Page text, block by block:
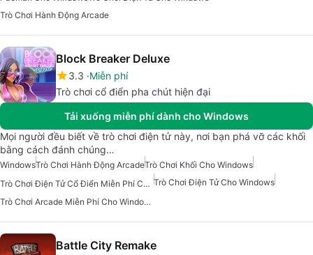
Trò Chơi Hành Động Arcade
Block Breaker Deluxe
3.3 Miễn phí
Trò chơi cổ điển pha chút hiện đại
Tải xuống miễn phí dành cho Windows
Mọi người đều biết về trò chơi điện tử này, nơi bạn phá vỡ các khối
bằng cách đánh chúng…
WindowsTrò Chơi Hành Động ArcadeTrò Chơi Khối Cho Windows
Trò Chơi Điện Tử Cổ Điển Miễn Phí Cho Windows Trò Chơi Điện Tử Cho Windows
Trò Chơi Arcade Miễn Phí Cho Windows
Battle City Remake